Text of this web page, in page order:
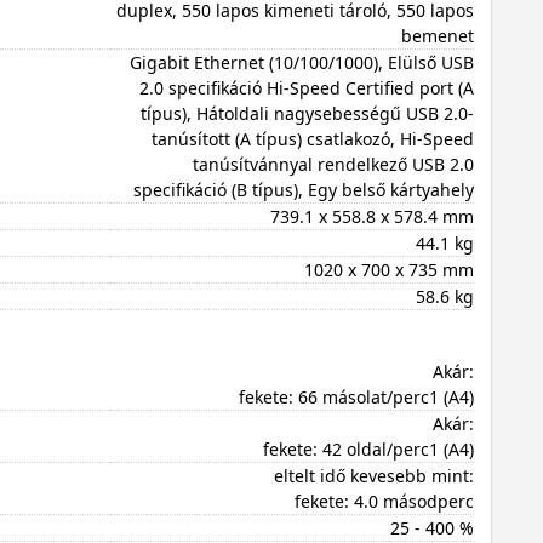
duplex, 550 lapos kimeneti tároló, 550 lapos
bemenet
Gigabit Ethernet (10/100/1000), Elülső USB
2.0 specifikáció Hi-Speed Certified port (A
típus), Hátoldali nagysebességű USB 2.0-
tanúsított (A típus) csatlakozó, Hi-Speed
tanúsítvánnyal rendelkező USB 2.0
specifikáció (B típus), Egy belső kártyahely
739.1 x 558.8 x 578.4 mm
44.1 kg
1020 x 700 x 735 mm
58.6 kg
Akár:
fekete: 66 másolat/perc1 (A4)
Akár:
fekete: 42 oldal/perc1 (A4)
eltelt idő kevesebb mint:
fekete: 4.0 másodperc
25 - 400 %